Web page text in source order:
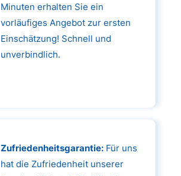
Minuten erhalten Sie ein
vorläufiges Angebot zur ersten
Einschätzung! Schnell und
unverbindlich.
Zufriedenheitsgarantie:Für uns
hat die Zufriedenheit unserer